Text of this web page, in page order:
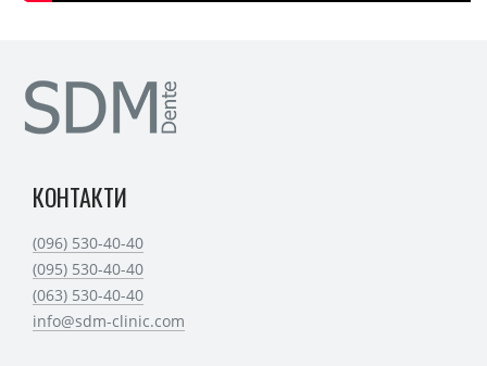
КОНТАКТИ
(096) 530-40-40
(095) 530-40-40
(063) 530-40-40
info@sdm-clinic.com